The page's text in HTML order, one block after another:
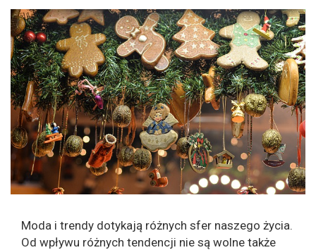
Moda i trendy dotykają różnych sfer naszego życia.
Od wpływu różnych tendencji nie są wolne także